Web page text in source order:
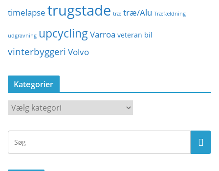
timelapse trugstade træ træ/Alu Træfældning
udgravning upcycling Varroa veteran bil
vinterbyggeri Volvo
Kategorier
K
a
t
g